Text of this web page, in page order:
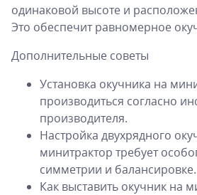
одинаковой высоте и
Это обеспечит равномерное
Дополнительные советы
Установка окучника на
производиться согласно
производителя.
Настройка двухрядного
минитрактор требует
симметрии и балансировке.
Как выставить окучник на